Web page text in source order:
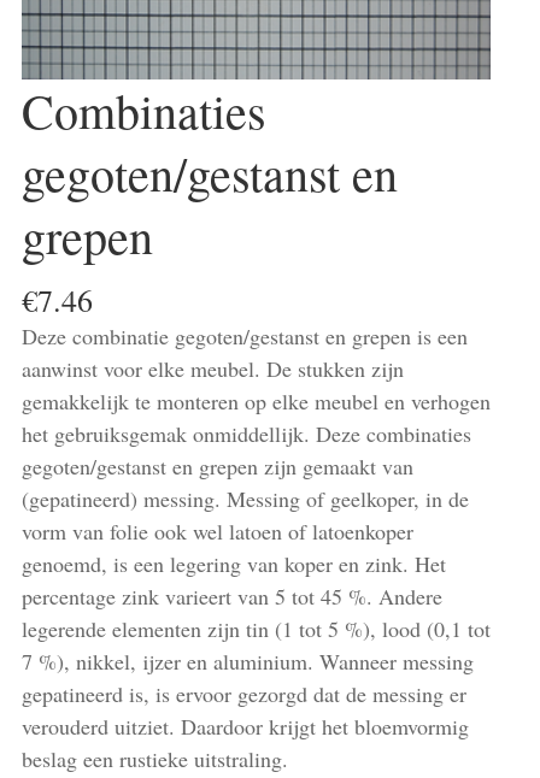
Combinaties
gegoten/gestanst en
grepen
€7.46
Deze combinatie gegoten/gestanst en grepen is een
aanwinst voor elke meubel. De stukken zijn
gemakkelijk te monteren op elke meubel en verhogen
het gebruiksgemak onmiddellijk. Deze combinaties
gegoten/gestanst en grepen zijn gemaakt van
(gepatineerd) messing. Messing of geelkoper, in de
vorm van folie ook wel latoen of latoenkoper
genoemd, is een legering van koper en zink. Het
percentage zink varieert van 5 tot 45 %. Andere
legerende elementen zijn tin (1 tot 5 %), lood (0,1 tot
7 %), nikkel, ijzer en aluminium. Wanneer messing
gepatineerd is, is ervoor gezorgd dat de messing er
verouderd uitziet. Daardoor krijgt het bloemvormig
beslag een rustieke uitstraling.